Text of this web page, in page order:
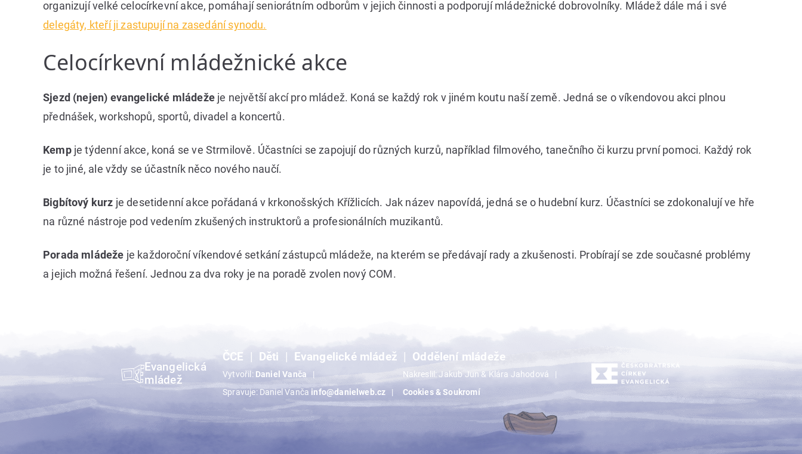
organizují velké celocírkevní akce, pomáhají seniorátním odborům v jejich činnosti a podporují mládežnické dobrovolníky. Mládež dále má i své
delegáty, kteří ji zastupují na zasedání synodu.
Celocírkevní mládežnické akce
Sjezd (nejen) evangelické mládežeje největší akcí pro mládež. Koná se každý rok v jiném koutu naší země. Jedná se o víkendovou akci plnou
přednášek, workshopů, sportů, divadel a koncertů.
Kempje týdenní akce, koná se ve Strmilově. Účastníci se zapojují do různých kurzů, například filmového, tanečního či kurzu první pomoci. Každý rok
je to jiné, ale vždy se účastník něco nového naučí.
Bigbítový kurz je desetidenní akce pořádaná v krkonošských Křížlicích. Jak název napovídá, jedná se o hudební kurz. Účastníci se zdokonalují ve hře
na různé nástroje pod vedením zkušených instruktorů a profesionálních muzikantů.
Porada mládeže je každoroční víkendové setkání zástupců mládeže, na kterém se předávají rady a zkušenosti. Probírají se zde současné problémy
a jejich možná řešení. Jednou za dva roky je na poradě zvolen nový COM.
Evangelická
mládež
ČCE Děti Evangelické mládež Oddělení mládeže
Vytvořil: Daniel Vanča
Nakreslil: Jakub Jun & Klára Jahodová
Spravuje: Daniel Vanča info@danielweb.cz Cookies & Soukromí